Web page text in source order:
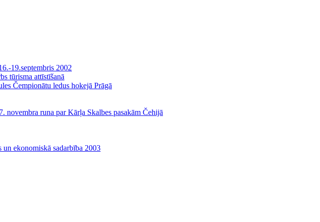
19.septembris 2002
tūrisma attīstīšanā
Čempionātu ledus hokejā Prāgā
novembra runa par Kārļa Skalbes pasakām Čehijā
ekonomiskā sadarbība 2003